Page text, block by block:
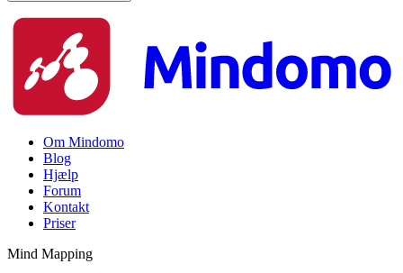
Om Mindomo
Blog
Hjælp
Forum
Kontakt
Priser
Mind Mapping